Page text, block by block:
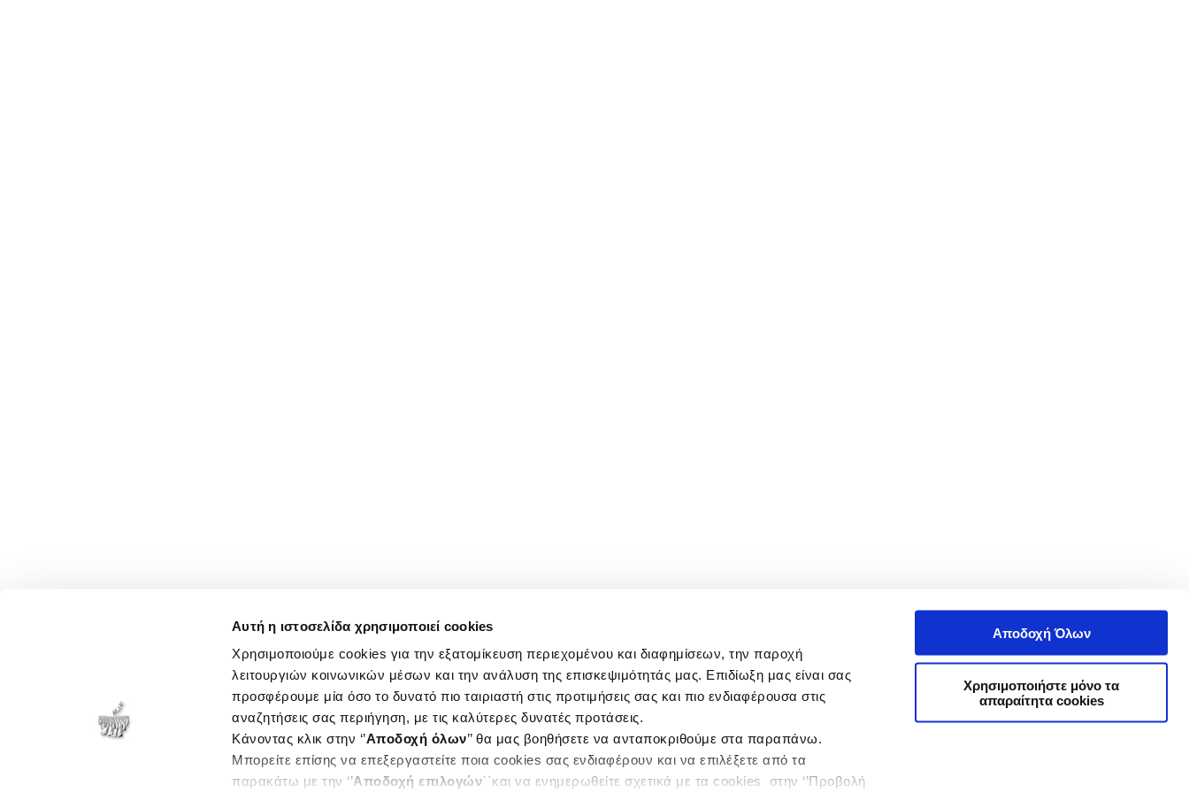
Αυτή η ιστοσελίδα χρησιμοποιεί cookies
Χρησιμοποιούμε cookies για την εξατομίκευση περιεχομένου και διαφημίσεων, την παροχή
λειτουργιών κοινωνικών μέσων και την ανάλυση της επισκεψιμότητάς μας. Επιδίωξη μας είναι σας
προσφέρουμε μία όσο το δυνατό πιο ταιριαστή στις προτιμήσεις σας και πιο ενδιαφέρουσα στις
αναζητήσεις σας περιήγηση, με τις καλύτερες δυνατές προτάσεις.
Κάνοντας κλικ στην ‘’Αποδοχή όλων’’ θα μας βοηθήσετε να ανταποκριθούμε στα παραπάνω.
Μπορείτε επίσης να επεξεργαστείτε ποια cookies σας ενδιαφέρουν και να επιλέξετε από τα
παρακάτω με την ‘’Αποδοχή επιλογών΄΄και να ενημερωθείτε σχετικά με τα cookies στην ‘’Προβολή
Αποδοχή Όλων
Χρησιμοποιήστε μόνο τα
απαραίτητα cookies